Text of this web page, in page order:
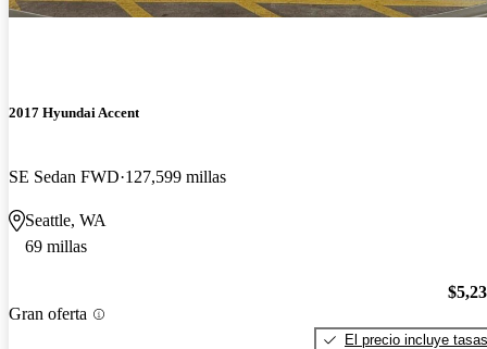
2017 Hyundai Accent
SE Sedan FWD 127,599 millas
Seattle, WA
69 millas
Gran oferta
El precio incluye tasas